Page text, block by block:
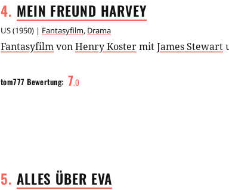
4. MEIN FREUND HARVEY
US(1950) | Fantasyfilm, Drama
FantasyfilmvonHenry KostermitJames Stewart
tom777 Bewertung: 7.0
5. ALLES ÜBER EVA